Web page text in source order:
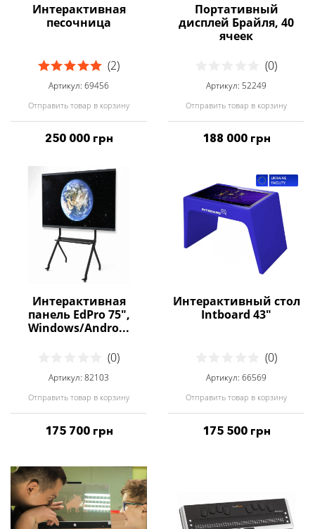
Интерактивная
песочница
(2)
Артикул: 69456
Отправить товар в корзину
250 000 грн
Портативный
дисплей Брайля, 40
ячеек
(0)
Артикул: 52249
Отправить товар в корзину
188 000 грн
Интерактивная
панель EdPro 75",
Windows/Andro...
(0)
Артикул: 82103
Отправить товар в корзину
175 700 грн
Интерактивный стол
Intboard 43"
(0)
Артикул: 66569
Отправить товар в корзину
175 500 грн